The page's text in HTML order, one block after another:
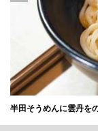
半田そうめんに雲丹を